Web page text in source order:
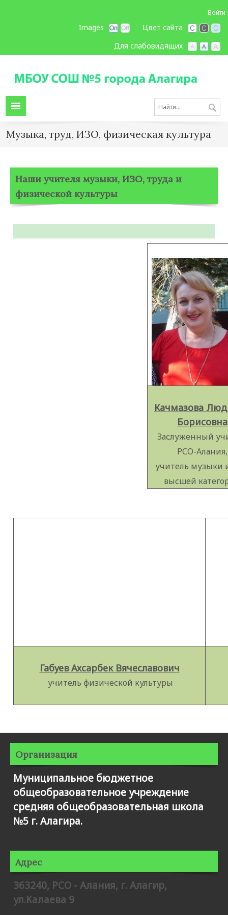
Войти
Цвет сайта
Images
Для слабовидящих
Музыка, труд, ИЗО, физическая культура
Наши учителя музыки, ИЗО, труда и
физической культуры
Качмазова
Борисовна
Заслуженный
РСО-Алания,
учитель музыки
высшей
Габуев Ахсарбек Вячеславович
учитель физической культуры
Организация
Муниципальное бюджетное
общеобразовательное учреждение
средняя общеобразовательная школа
№5 г. Алагира.
Адрес
363240, РСО - Алания, г. Алагир,
ул.Калаева 9